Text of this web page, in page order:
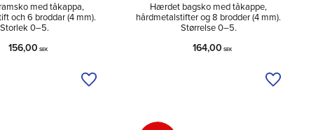
med tåkappa,
och 6 broddar (4 mm).
Storlek 0–5.
156,00 SEK
Tilføj til ønskeliste
Hærdet bagsko med tåkappe,
hårdmetalstifter og 8 brodder (4 mm).
Størrelse 0–5.
164,00 SEK
Tilføj til